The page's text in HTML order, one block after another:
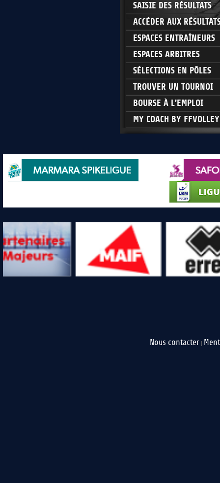
SAISIE DES RÉSULTATS
ACCÉDER AUX
ESPACES ENTRAÎNEURS
ESPACES ARBITRES
SÉLECTIONS EN PÔLES
TROUVER UN TOURNOI
BOURSE À L'EMPLOI
MY COACH BY FFVOLLEY
Nous contacter |